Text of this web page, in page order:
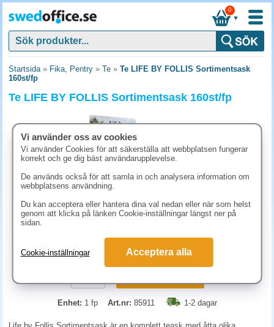
▼
0
Startsida» Fika, Pentry » Te » Te LIFE BY FOLLIS Sortimentsask
160st/fp
Te LIFE BY FOLLIS Sortimentsask 160st/fp
656.10 kr (inkl. moms)
Enhet: 1 fp Art.nr: 85911 1-2 dagar
Vi använder oss av cookies
Vi använder Cookies för att säkerställa att webbplatsen fungerar
korrekt och ge dig bäst användarupplevelse.
De används också för att samla in och analysera information om
webbplatsens användning.
Du kan acceptera eller hantera dina val nedan eller när som helst
genom att klicka på länken Cookie-inställningar längst ner på
sidan.
Cookie-inställningar Acceptera alla